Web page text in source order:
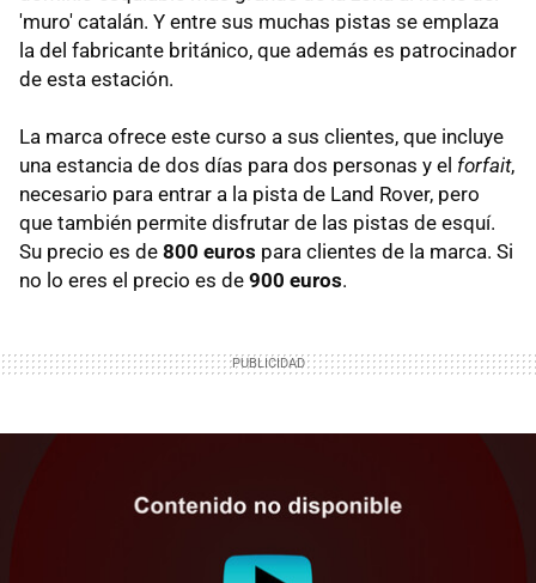
'muro' catalán. Y entre sus muchas pistas se emplaza
la del fabricante británico, que además es patrocinador
de esta estación.
La marca ofrece este curso a sus clientes, que incluye
una estancia de dos días para dos personas y el forfait,
necesario para entrar a la pista de Land Rover, pero
que también permite disfrutar de las pistas de esquí.
Su precio es de 800 euros para clientes de la marca. Si
no lo eres el precio es de 900 euros.